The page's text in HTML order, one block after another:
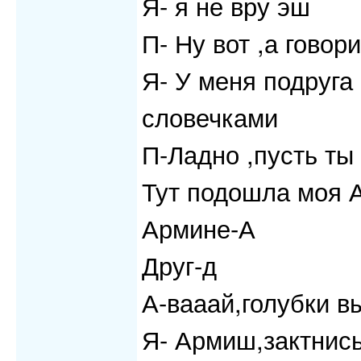
П- Ну вот ,а
Я- У меня
словечками
П-Ладно ,пусть
Тут подошла моя
Армине-А
Друг-д
А-вааай,голубки
Я-